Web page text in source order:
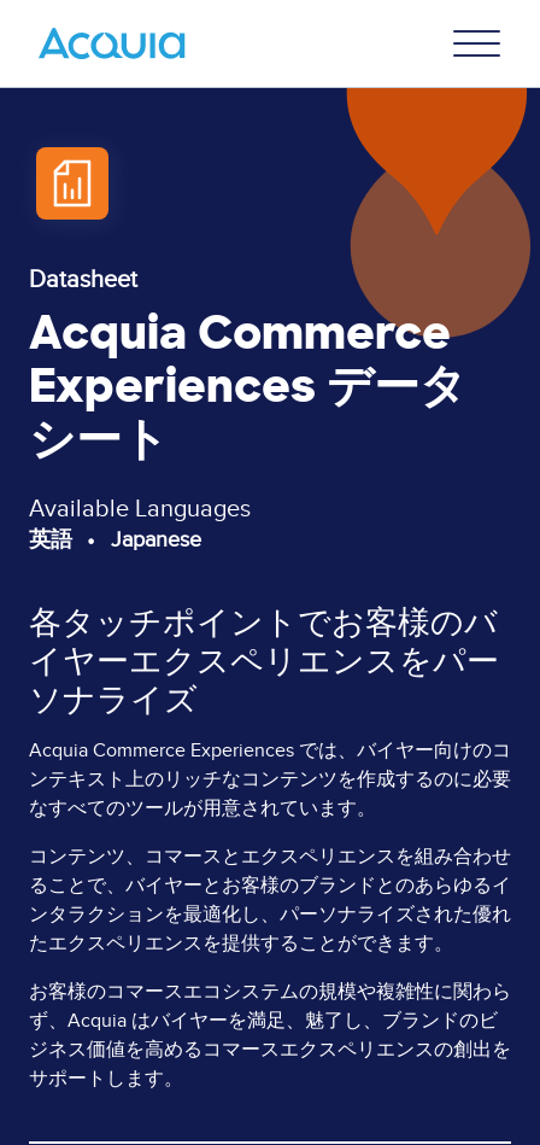
Menu
Datasheet
Acquia Commerce
Experiences データ
シート
Available Languages
英語 Japanese
Page
Content
各タッチポイントでお客様のバ
イヤーエクスペリエンスをパー
ソナライズ
Acquia Commerce Experiences では、バイヤー向けのコ
ンテキスト上のリッチなコンテンツを作成するのに必要
なすべてのツールが用意されています。
コンテンツ、コマースとエクスペリエンスを組み合わせ
ることで、バイヤーとお客様のブランドとのあらゆるイ
ンタラクションを最適化し、パーソナライズされた優れ
たエクスペリエンスを提供することができます。
お客様のコマースエコシステムの規模や複雑性に関わら
ず、Acquia はバイヤーを満足、魅了し、ブランドのビ
ジネス価値を高めるコマースエクスペリエンスの創出を
サポートします。